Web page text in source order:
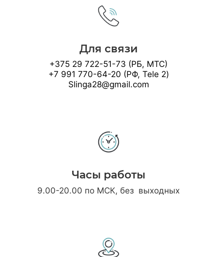
Для связи
+375 29 722-51-73 (РБ, МТС)
+7 991 770-64-20 (РФ, Tele 2)
Slinga28@gmail.com
Часы работы
9.00-20.00 по МСК, без выходных